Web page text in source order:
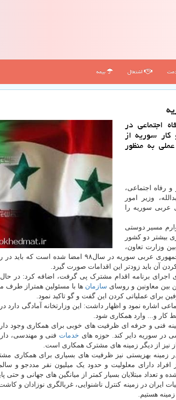
اشتغال بیمه
اجتماعی در
كار سوریه از
به منظور
رفاه اجتماعی،
وزیر امور
عربی سوریه را
مسیر دوستی
بیشتر دو کشور
وزارت تعاون،
کار و رفاه اجتماعی و وزارت امور اجتماعی و کار جمهوری عربی
برای اجرای برنامه اقدام مشترک پی گرفت، اضافه کرد: در
بین معاونین و روسای سازمان ها با مسئولین همتراز طرف
برای عملیاتی کردن این گفت و گو تاکید نمود.
اشاره نمود و اظهار داشت: این وزارتخانه آمادگی دارد
کار و... وارد همکاری شود.
زمینه فنی و حرفه ای ظرفیت های خوبی برای همکاری
در سوریه دایر کند. حوزه های خدمات فنی و مهندسی،
نیز از دیگر زمینه های مشترک همکاری است.
در زمینه بهزیستی نیز ظرفیت های بسیاری برای همکاری
افراد دارای معلولیت و حدود یک میلیون نفر مددجو و
و تعداد مبتلایان بسیار کمتر از میانگین های جهانی و
ایران در زمینه کنترل ناشنوایی، غربالگری نوزادان و
هستیم.